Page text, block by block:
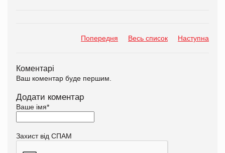
Попередня Весь список Наступна
Коментарі
Ваш коментар буде першим.
Додати коментар
Ваше імя*
Захист від СПАМ